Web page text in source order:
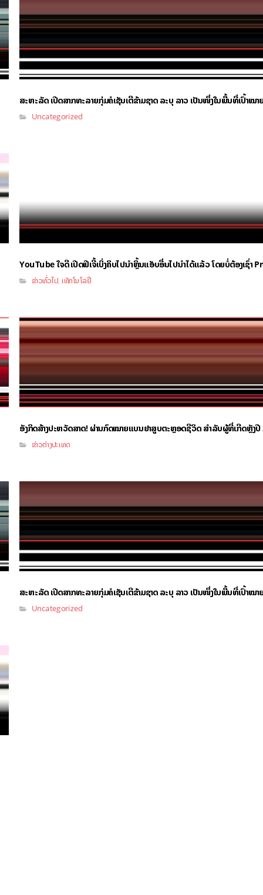
ສະຫະລັດ ເປີດສາກທະລາຍກຸ່ມຄໍເຊັນເຕີຂ້າມຊາດ ລະບຸ ລາວ ເປັນໜຶ່ງໃນພື້ນທີ່ເປົ້າໝ
Uncategorized
YouTube ໃຈດີ ເປີດຟີເຈີ້ເບິ່ງຄິບໄປນຳຫຼິ້ນແອັບອື່ນໄປນຳໄດ້ແລ້ວ ໂດຍບໍ່ຕ້ອງເຊົ່າ
ຂ່າວທົ່ວໄປ,ເທັກໂນໂລຢີ
ອັງກິດສ້າງປະຫວັດສາດ! ຜ່ານກົດໝາຍແບນຢາສູບຕະຫຼອດຊີວິດ ສຳລັບຜູ້ທີ່ເກີດຫຼັງປີ
ຂ່າວຕ່າງປະເທດ
ສະຫະລັດ ເປີດສາກທະລາຍກຸ່ມຄໍເຊັນເຕີຂ້າມຊາດ ລະບຸ ລາວ ເປັນໜຶ່ງໃນພື້ນທີ່ເປົ້າໝ
Uncategorized